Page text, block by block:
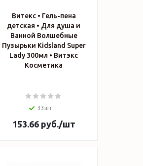
Витекс • Гель-пена
детская • Для душа и
Ванной Волшебные
Пузырьки Kidsland Super
Lady 300мл • Витэкс
Косметика
33шт.
153.66руб./шт